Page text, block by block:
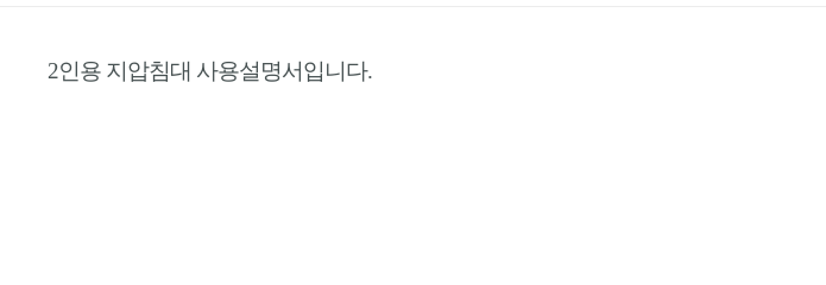
2인용 지압침대 사용설명서입니다.